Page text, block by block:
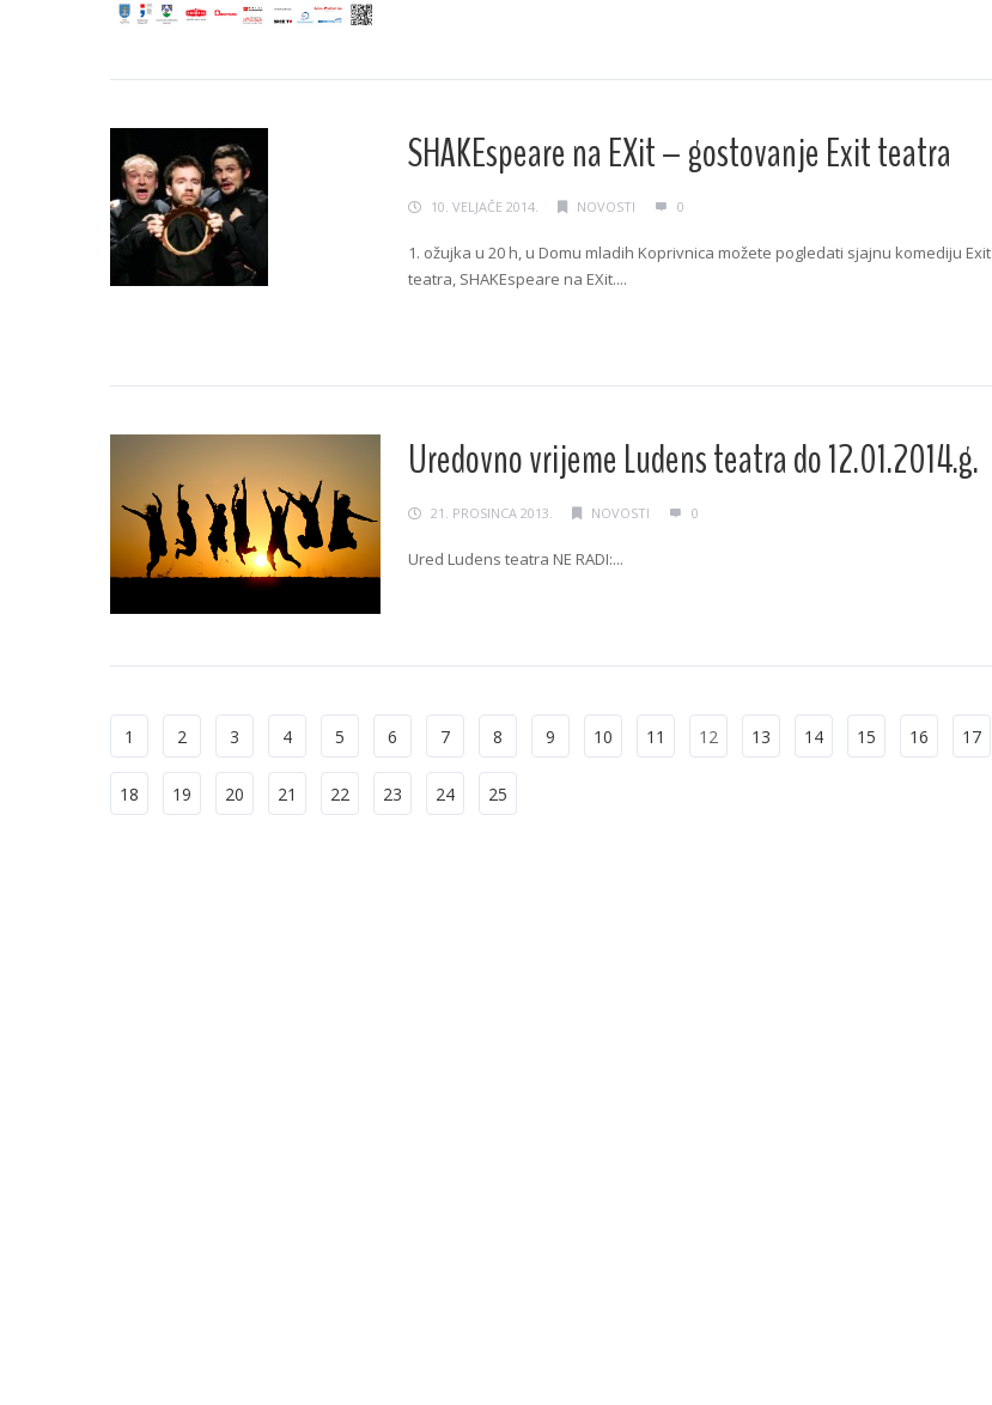
SHAKEspeare na EXit – gostovanje Exit teatra
10. VELJAČE 2014. NOVOSTI 0
1. ožujka u 20 h, u Domu mladih Koprivnica možete pogledati sjajnu komediju Exit
teatra, SHAKEspeare na EXit....
Uredovno vrijeme Ludens teatra do 12.01.2014.g.
21. PROSINCA 2013. NOVOSTI 0
Ured Ludens teatra NE RADI:...
1 2 3 4 5 6 7 8 9 10 11 12 13 14 15 16 17
18 19 20 21 22 23 24 25